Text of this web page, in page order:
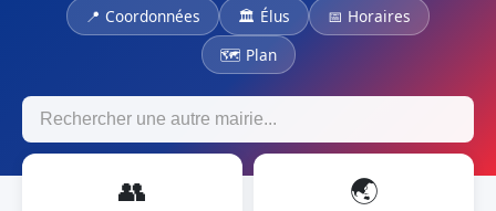
📍 Coordonnées 🏛 Élus
📅 Horaires
🗺 Plan
👥 🌏